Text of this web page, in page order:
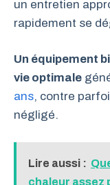
un entretien
rapidement se
Un équipement
vie optimale
ans, contre
négligé.
Lire aussi :
chaleur assez